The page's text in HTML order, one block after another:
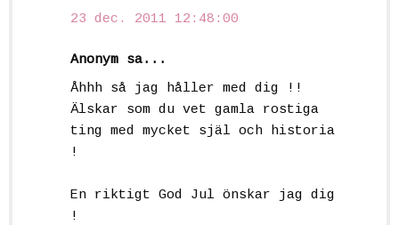
23 dec. 2011 12:48:00
Anonym sa...
Åhhh så jag håller med dig !!
Älskar som du vet gamla rostiga
ting med mycket själ och historia
!
En riktigt God Jul önskar jag dig
!